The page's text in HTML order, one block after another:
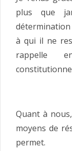
plus que
à qui il ne
rappelle
Quant à
moyens de
permet.